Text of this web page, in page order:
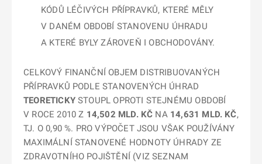
KÓDŮ LÉČIVÝCH PŘÍPRAVKŮ, KTERÉ MĚLY
V DANÉM OBDOBÍ STANOVENU ÚHRADU
A KTERÉ BYLY ZÁROVEŇ I OBCHODOVÁNY.
CELKOVÝ FINANČNÍ OBJEM DISTRIBUOVANÝCH
PŘÍPRAVKŮ PODLE STANOVENÝCH ÚHRAD
TEORETICKYSTOUPL OPROTI STEJNÉMU OBDOBÍ
V ROCE 2010 Z 14,502 MLD. KČ NA 14,631 MLD. KČ,
TJ. O 0,90 %. PRO VÝPOČET JSOU VŠAK POUŽÍVÁNY
MAXIMÁLNÍ STANOVENÉ HODNOTY ÚHRADY ZE
ZDRAVOTNÍHO POJIŠTĚNÍ (VIZ SEZNAM